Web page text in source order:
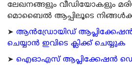
ലേഖനങ്ങളും വീഡിയോകളും
മൊബൈല്‍ ആപ്പിലൂടെ നിങ്ങള്‍ക്ക്
➤ ആന്‍ഡ്രോയിഡ്
ചെയ്യാന്‍ ഇവിടെ ക്ലിക്ക് ചെയ്യുക
➤ ഐഓഎസ് ആപ്ലിക്കേഷന്‍